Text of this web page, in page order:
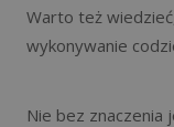
Warto też
wykonywanie
Nie bez